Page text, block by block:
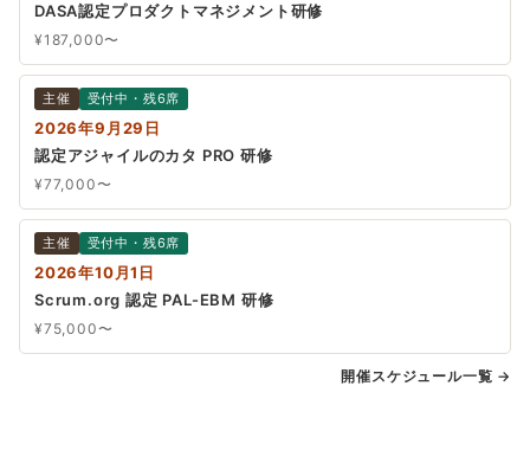
DASA認定プロダクトマネジメント研修
¥187,000〜
主催 受付中・残6席
2026年9月29日
認定アジャイルのカタ PRO 研修
¥77,000〜
主催 受付中・残6席
2026年10月1日
Scrum.org 認定 PAL-EBM 研修
¥75,000〜
開催スケジュール一覧 →